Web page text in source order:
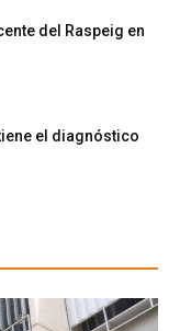
del Raspeig en
el diagnóstico